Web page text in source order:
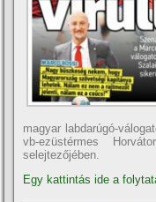
magyar labdarúgó-
vb-ezüstérmes
selejtezőjében.
Egy kattintás ide a